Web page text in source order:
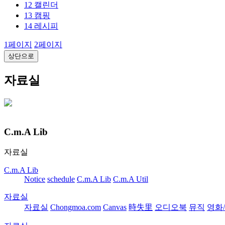
12 캘린더
13 캠핑
14 레시피
1페이지 2페이지
상단으로
자료실
C.m.A Lib
자료실
C.m.A Lib
Notice schedule C.m.A Lib C.m.A Util
자료실
자료실 Chongmoa.com Canvas 時失里 오디오북 뮤직 영화